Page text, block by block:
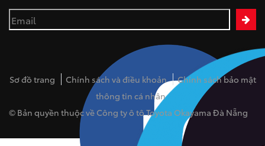
Sơ đồ trang Chính sách và điều khoản
Chính sách bảo mật
thông tin cá nhân
© Bản quyền thuộc về Công ty ô tô Toyota Okayama Đà Nẵng